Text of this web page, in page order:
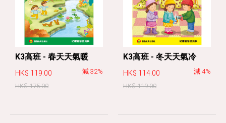
K3高班 - 春天天氣暖
HK$ 119.00
HK$ 175.00
減 32%
K3高班 - 冬天天氣冷
HK$ 114.00
HK$ 119.00
減 4%